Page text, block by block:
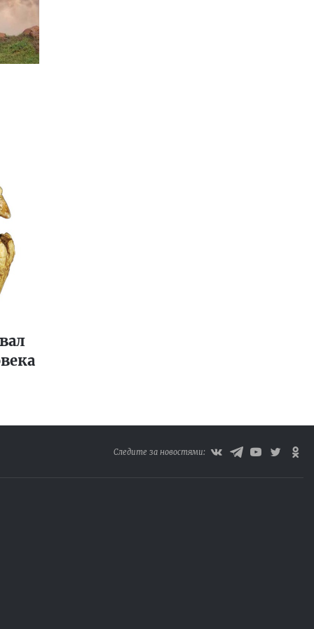
Следите за новостями: